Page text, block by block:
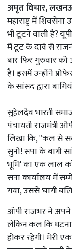
अमृत विचार,
महाराष्ट्र में
भी टूटने वाली है?
में टूट के दावे से
बार फिर गुरुवार
है। इसमें उन्होंने
के सांसद द्वारा
सुहेलदेव भारती
पंचायती राजमंत्री
लिखा कि, "कल से
सुनो! सपा के बागी
भूमि' का एक लाल
सपा कार्यालय में
गया, उससे 'बागी
ओपी राजभर ने
लेकिन कल कि
होकर रहेगी। मेरी